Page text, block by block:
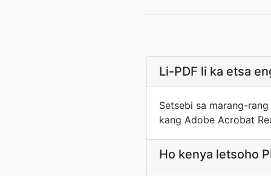
Li-PDF li ka etsa
Setsebi sa marang-
kang Adobe Acrobat
Ho kenya letsoho